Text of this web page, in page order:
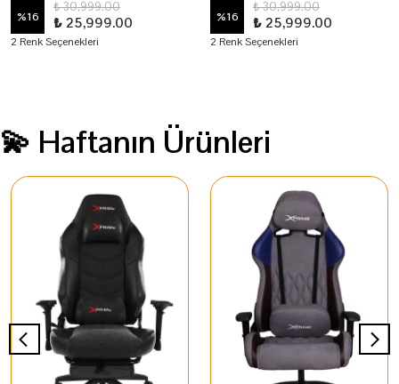
%16
₺ 30,999.00
₺ 25,999.00
2 Renk Seçenekleri
%16
₺ 30,999.00
₺ 25,999.00
2 Renk Seçenekleri
💫 Haftanın Ürünleri